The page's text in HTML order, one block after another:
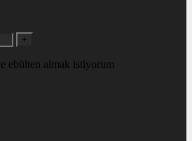
+
ebülten almak istiyorum